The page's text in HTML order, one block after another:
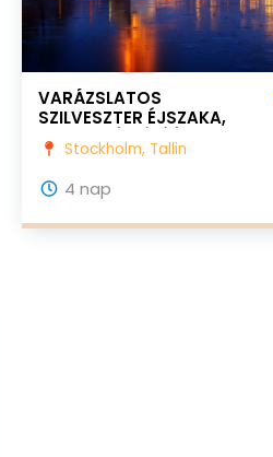
VARÁZSLATOS
SZILVESZTER ÉJSZAKA,
EGYEDÜLÁLLÓ ÓÉV
BÚCSÚZTATÓVAL A BALTI-
TENGEREN
Stockholm, Tallin
4 nap